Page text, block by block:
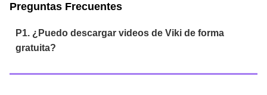
Preguntas Frecuentes
P1. ¿Puedo descargar videos de Viki de forma
gratuita?